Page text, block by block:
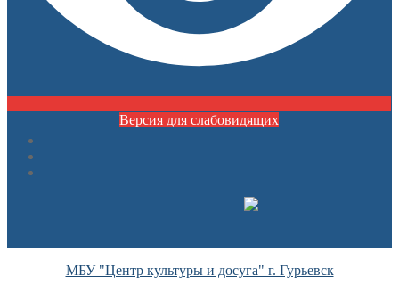
Версия для слабовидящих
МБУ "Центр культуры и досуга" г. Гурьевск